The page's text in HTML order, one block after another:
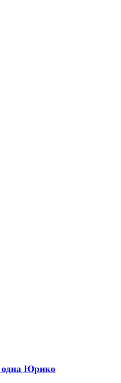
одна Юрико